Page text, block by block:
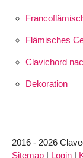
Flämisches
Clavichord
Dekoration
2016 - 2026
Sitemap | Login |